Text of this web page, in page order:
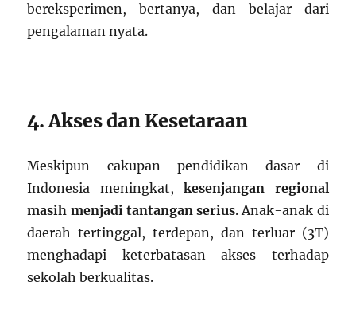
bereksperimen, bertanya, dan belajar dari
pengalaman nyata.
4. Akses dan Kesetaraan
Meskipun cakupan pendidikan dasar di
Indonesia meningkat,kesenjangan regional
masih menjadi tantangan serius. Anak-anak di
daerah tertinggal, terdepan, dan terluar (3T)
menghadapi keterbatasan akses terhadap
sekolah berkualitas.